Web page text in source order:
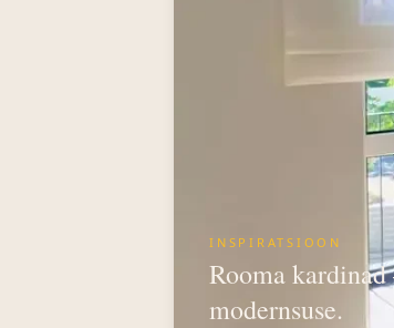
INSPIRATSIOON
Rooma
modernsuse.